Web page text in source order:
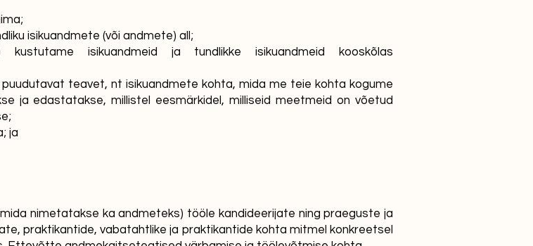
isikuandmete (või andmete) all;
isikuandmeid ja tundlikke isikuandmeid kooskõlas
teavet, nt isikuandmete kohta, mida me teie kohta kogume
ja edastatakse, millistel eesmärkidel, milliseid meetmeid on võetud
ja
nimetatakse ka andmeteks) tööle kandideerijate ning praeguste ja
praktikantide, vabatahtlike ja praktikantide kohta mitmel konkreetsel